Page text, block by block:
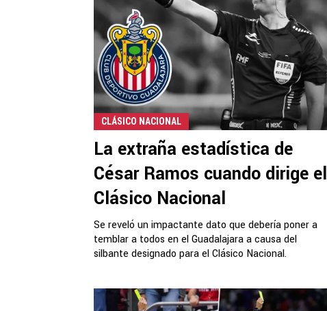
CLÁSICO NACIONAL
La extraña estadística de
César Ramos cuando dirige el
Clásico Nacional
Se reveló un impactante dato que debería poner a
temblar a todos en el Guadalajara a causa del
silbante designado para el Clásico Nacional.